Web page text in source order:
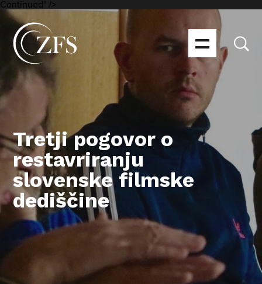
Continued" />
Tretji pogovor o
restavriranju
slovenske filmske
dediščine